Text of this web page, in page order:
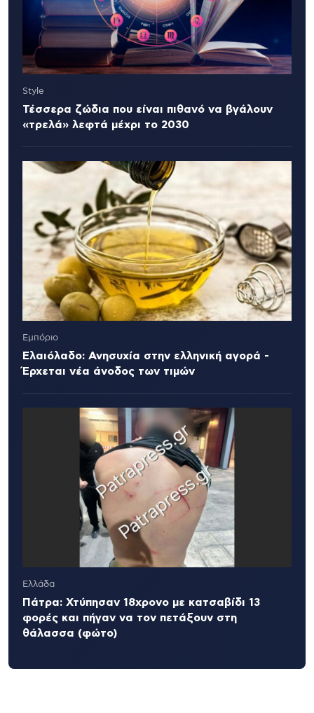
Style
Τέσσερα ζώδια που είναι πιθανό να βγάλουν
«τρελά» λεφτά μέχρι το 2030
Εμπόριο
Ελαιόλαδο: Ανησυχία στην ελληνική αγορά -
Έρχεται νέα άνοδος των τιμών
Ελλάδα
Πάτρα: Χτύπησαν 18χρονο με κατσαβίδι 13
φορές και πήγαν να τον πετάξουν στη
θάλασσα (φώτο)